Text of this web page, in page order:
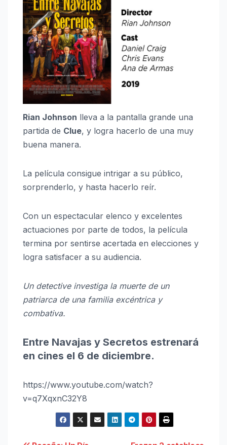
Rian Johnson lleva a la pantalla grande una
partida de Clue, y logra hacerlo de una muy
buena manera.
La película consigue intrigar a su público,
sorprenderlo, y hasta hacerlo reír.
Con un espectacular elenco y excelentes
actuaciones por parte de todos, la película
termina por sentirse acertada en elecciones y
logra satisfacer a su audiencia.
Un detective investiga la muerte de un
patriarca de una familia excéntrica y
combativa.
Entre Navajas y Secretos estrenará
en cines el 6 de diciembre.
https://www.youtube.com/watch?
v=q7XqxnC32Y8